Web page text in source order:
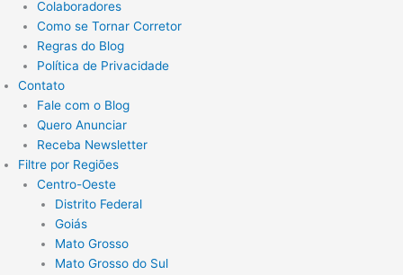
Colaboradores
Como se Tornar Corretor
Regras do Blog
Política de Privacidade
Contato
Fale com o Blog
Quero Anunciar
Receba Newsletter
Filtre por Regiões
Centro-Oeste
Distrito Federal
Goiás
Mato Grosso
Mato Grosso do Sul